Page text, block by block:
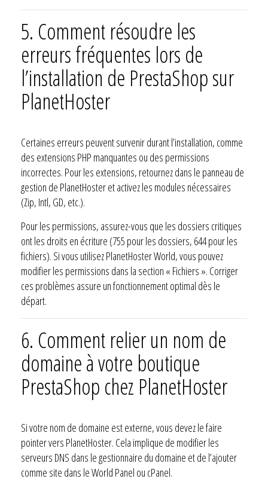
5. Comment résoudre les
erreurs fréquentes lors de
l’installation de PrestaShop sur
PlanetHoster
Certaines erreurs peuvent survenir durant l’installation, comme
des extensions PHP manquantes ou des permissions
incorrectes. Pour les extensions, retournez dans le panneau de
gestion de PlanetHoster et activez les modules nécessaires
(Zip, Intl, GD, etc.).
Pour les permissions, assurez-vous que les dossiers critiques
ont les droits en écriture (755 pour les dossiers, 644 pour les
fichiers). Si vous utilisez PlanetHoster World, vous pouvez
modifier les permissions dans la section « Fichiers ». Corriger
ces problèmes assure un fonctionnement optimal dès le
départ.
6. Comment relier un nom de
domaine à votre boutique
PrestaShop chez PlanetHoster
Si votre nom de domaine est externe, vous devez le faire
pointer vers PlanetHoster. Cela implique de modifier les
serveurs DNS dans le gestionnaire du domaine et de l’ajouter
comme site dans le World Panel ou cPanel.